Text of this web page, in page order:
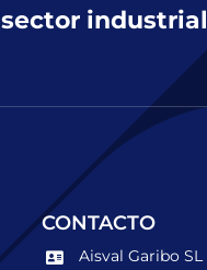
industrial
CONTACTO
Aisval Garibo SL